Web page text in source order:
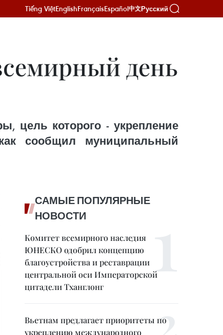
Tiếng ViệtEnglishFrançaisEspañol中文Русский
день
цель которого - укрепление
сообщил муниципальный
САМЫЕ ПОПУЛЯРНЫЕ
НОВОСТИ
Комитет всемирного наследия
ЮНЕСКО одобрил концепцию
благоустройства и реставрации
центральной оси Императорской
цитадели Тханглонг
Вьетнам предлагает приоритеты по
укреплению международного